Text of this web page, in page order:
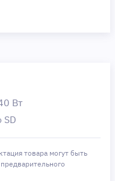
Вт
товара могут быть